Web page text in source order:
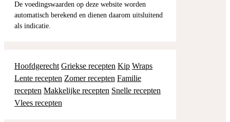
De voedingswaarden op deze website worden
automatisch berekend en dienen daarom uitsluitend
als indicatie.
Hoofdgerecht Griekse recepten Kip Wraps
Lente recepten Zomer recepten Familie
recepten Makkelijke recepten Snelle recepten
Vlees recepten